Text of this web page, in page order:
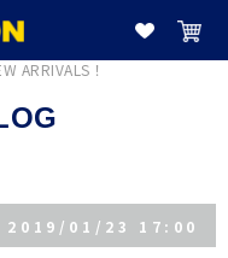
ARRIVALS！
2019/01/23 17:00